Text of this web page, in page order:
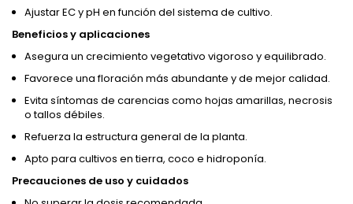
Ajustar EC y pH en función del sistema de cultivo.
Beneficios y aplicaciones
Asegura un crecimiento vegetativo vigoroso y equilibrado.
Favorece una floración más abundante y de mejor calidad.
Evita síntomas de carencias como hojas amarillas, necrosis
o tallos débiles.
Refuerza la estructura general de la planta.
Apto para cultivos en tierra, coco e hidroponía.
Precauciones de uso y cuidados